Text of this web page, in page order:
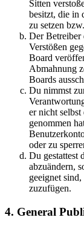
Sitten
besitzt, die in
zu setzen
Der Betreiber
Verstößen
Board
Abmahnung
Boards
Du nimmst
er nicht
genommen
oder zu
Du gestattest
abzuändern,
geeignet
zuzufügen.
4. General